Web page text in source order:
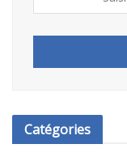
Catégories